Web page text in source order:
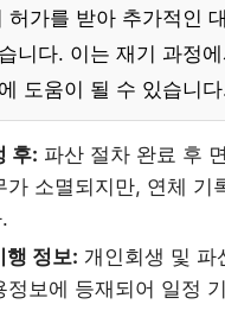
허가를 받아 추가적인
니다. 이는 재기 과정
도움이 될 수 있습니
후: 파산 절차 완료 후
가 소멸되지만, 연체 기
행 정보: 개인회생 및 파
정보에 등재되어 일정